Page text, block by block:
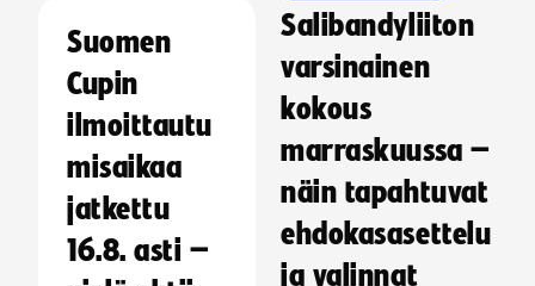
Suomen
Cupin
ilmoittautu
misaikaa
jatkettu
16.8. asti –
Salibandyliiton
varsinainen
kokous
marraskuussa –
näin tapahtuvat
ehdokasasettelu
ja valinnat